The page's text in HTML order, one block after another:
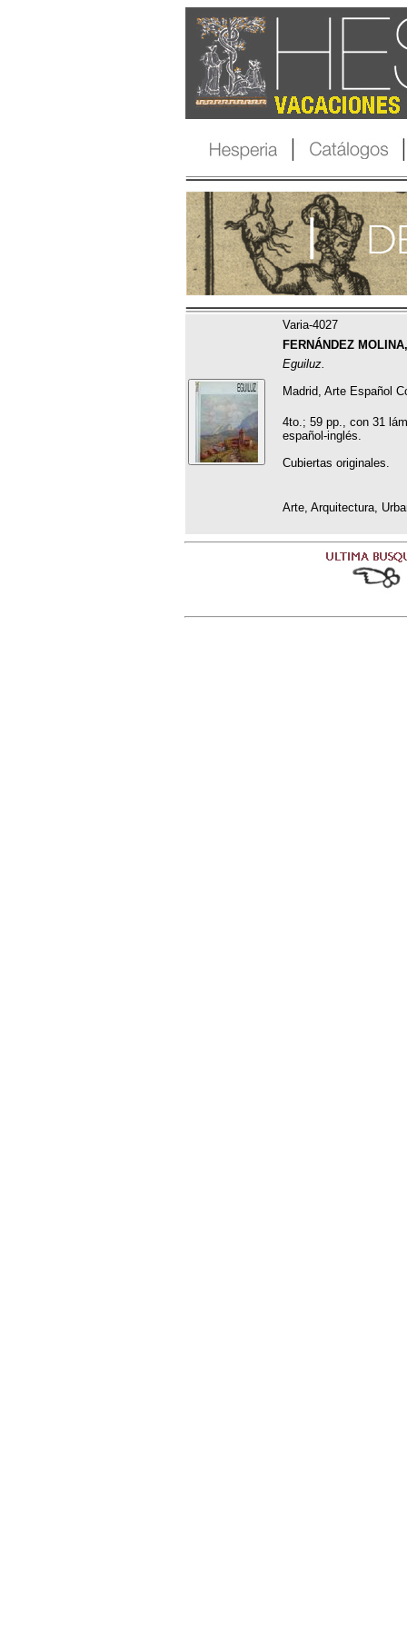
Varia-4027
FERNÁNDEZ
Eguiluz.
Madrid, Arte Español
4to.; 59 pp., con 31
español-inglés.
Cubiertas originales.
Arte, Arquitectura,